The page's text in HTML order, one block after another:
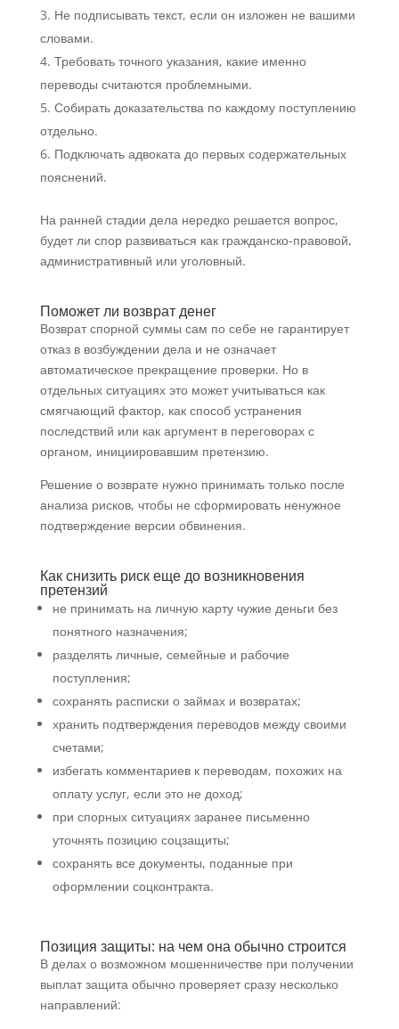
Не подписывать текст, если он изложен не вашими
словами.
Требовать точного указания, какие именно
переводы считаются проблемными.
Собирать доказательства по каждому поступлению
отдельно.
Подключать адвоката до первых содержательных
пояснений.
На ранней стадии дела нередко решается вопрос,
будет ли спор развиваться как гражданско-правовой,
административный или уголовный.
Поможет ли возврат денег
Возврат спорной суммы сам по себе не гарантирует
отказ в возбуждении дела и не означает
автоматическое прекращение проверки. Но в
отдельных ситуациях это может учитываться как
смягчающий фактор, как способ устранения
последствий или как аргумент в переговорах с
органом, инициировавшим претензию.
Решение о возврате нужно принимать только после
анализа рисков, чтобы не сформировать ненужное
подтверждение версии обвинения.
Как снизить риск еще до возникновения
претензий
не принимать на личную карту чужие деньги без
понятного назначения;
разделять личные, семейные и рабочие
поступления;
сохранять расписки о займах и возвратах;
хранить подтверждения переводов между своими
счетами;
избегать комментариев к переводам, похожих на
оплату услуг, если это не доход;
при спорных ситуациях заранее письменно
уточнять позицию соцзащиты;
сохранять все документы, поданные при
оформлении соцконтракта.
Позиция защиты: на чем она обычно строится
В делах о возможном мошенничестве при получении
выплат защита обычно проверяет сразу несколько
направлений: